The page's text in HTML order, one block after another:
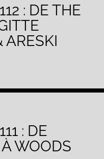
: DE THE
ARESKI
: DE
WOODS